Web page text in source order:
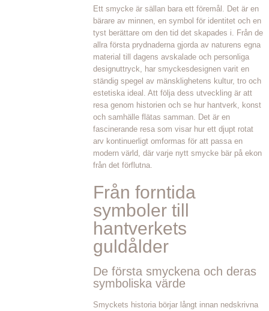
Ett smycke är sällan bara ett föremål. Det är en
bärare av minnen, en symbol för identitet och en
tyst berättare om den tid det skapades i. Från de
allra första prydnaderna gjorda av naturens egna
material till dagens avskalade och personliga
designuttryck, har smyckesdesignen varit en
ständig spegel av mänsklighetens kultur, tro och
estetiska ideal. Att följa dess utveckling är att
resa genom historien och se hur hantverk, konst
och samhälle flätas samman. Det är en
fascinerande resa som visar hur ett djupt rotat
arv kontinuerligt omformas för att passa en
modern värld, där varje nytt smycke bär på ekon
från det förflutna.
Från forntida
symboler till
hantverkets
guldålder
De första smyckena och deras
symboliska värde
Smyckets historia börjar långt innan nedskrivna